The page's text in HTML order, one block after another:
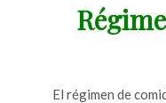
El régimen de